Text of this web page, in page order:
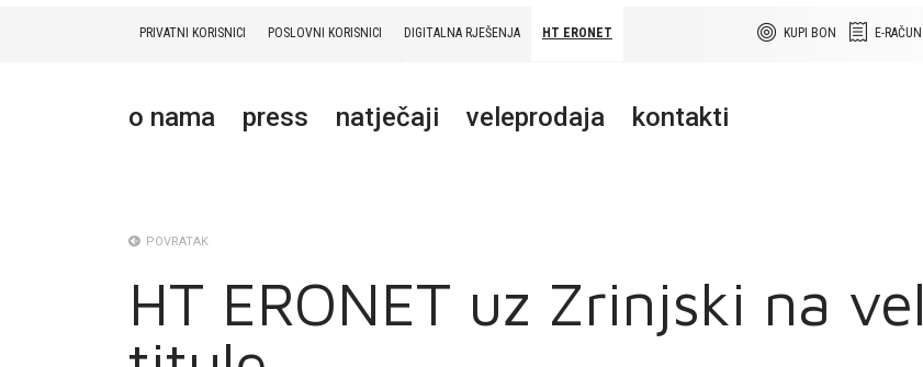
E-RAČUN
KUPI BON
PRIVATNI KORISNICI POSLOVNI KORISNICI DIGITALNA RJEŠENJA HT ERONET
o nama press natječaji veleprodaja kontakti
POVRATAK
HT ERONET uz Zrinjski na